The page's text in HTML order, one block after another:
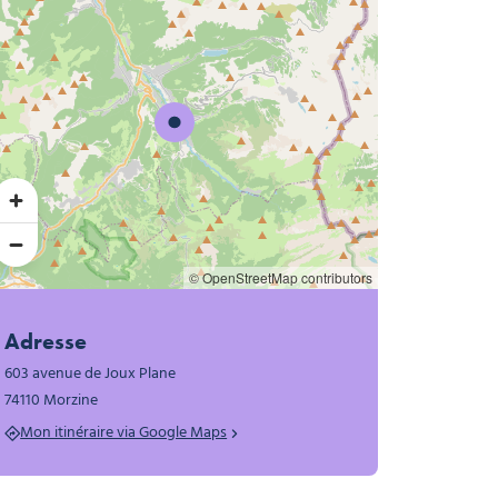
des Portes du Soleil
© OpenStreetMap contributors
Adresse
603 avenue de Joux Plane
74110 Morzine
Mon itinéraire via Google Maps